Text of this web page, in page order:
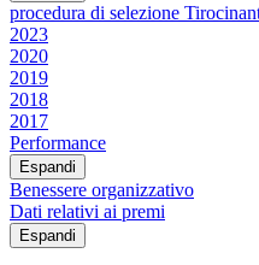
procedura di selezione
2023
2020
2019
2018
2017
Performance
Espandi
Benessere organizzativo
Dati relativi ai premi
Espandi